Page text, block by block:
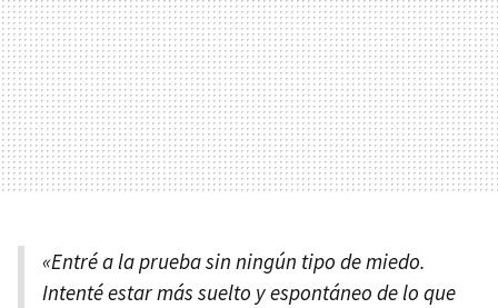
«Entré a la prueba sin ningún tipo de miedo.
Intenté estar más suelto y espontáneo de lo que